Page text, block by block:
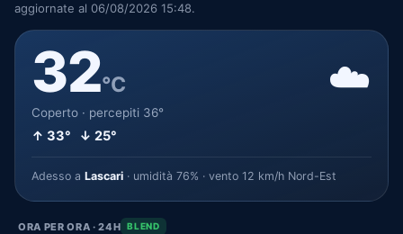
aggiornate al 06/08/2026 15:48.
32°C
Coperto · percepiti 36°
↑ 33° ↓ 25°
☁️
Adesso a Lascari · umidità 76% · vento 12 km/h Nord-Est
ORA PER ORA · 24H BLEND